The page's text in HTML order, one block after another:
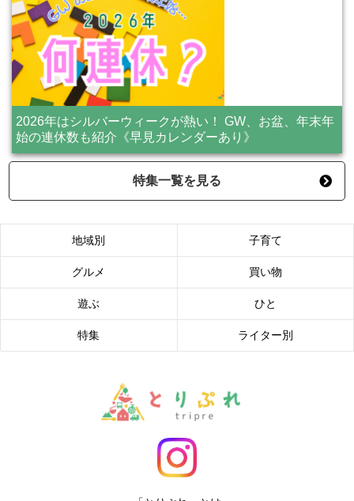
2026年はシルバーウィークが熱い！ GW、お盆、年末年
始の連休数も紹介《早見カレンダーあり》
特集一覧を見る
地域別 子育て
グルメ 買い物
遊ぶ ひと
特集 ライター別